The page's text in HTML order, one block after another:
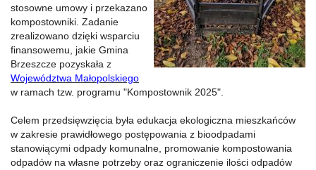
stosowne umowy i przekazano
kompostowniki. Zadanie
zrealizowano dzięki wsparciu
finansowemu, jakie Gmina
Brzeszcze pozyskała z
Województwa Małopolskiego
w ramach tzw. programu "Kompostownik 2025".
Celem przedsięwzięcia była edukacja ekologiczna mieszkańców
w zakresie prawidłowego postępowania z bioodpadami
stanowiącymi odpady komunalne, promowanie kompostowania
odpadów na własne potrzeby oraz ograniczenie ilości odpadów